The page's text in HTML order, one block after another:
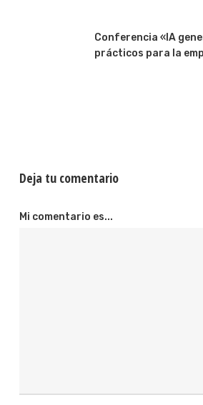
Conferencia «IA
prácticos para la
Deja tu comentario
Mi comentario es...